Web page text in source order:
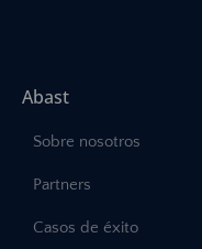
Abast
Sobre nosotros
Partners
Casos de éxito